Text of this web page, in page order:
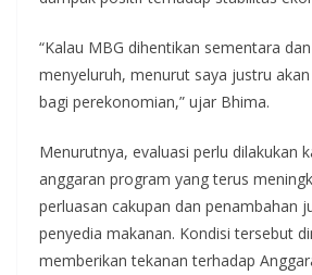
“Kalau MBG dihentikan sementara
menyeluruh, menurut saya justru
bagi perekonomian,” ujar Bhima.
Menurutnya, evaluasi perlu dilakukan
anggaran program yang terus
perluasan cakupan dan penambahan
penyedia makanan. Kondisi tersebut
memberikan tekanan terhadap